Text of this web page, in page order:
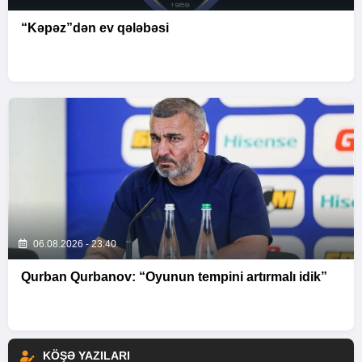
“Kəpəz”dən ev qələbəsi
06.08.2026 - 23:40
Qurban Qurbanov: “Oyunun tempini artırmalı idik”
KÖŞƏ YAZILARI